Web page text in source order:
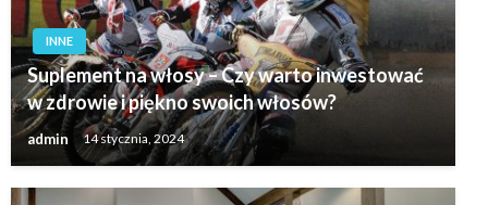
INNE
Suplement na włosy – Czy warto inwestować
w zdrowie i piękno swoich włosów?
admin 14 stycznia, 2024